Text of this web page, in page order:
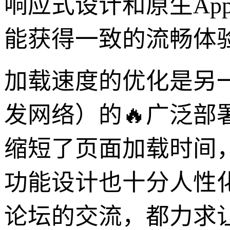
响应式设计和原生
能获得一致的流畅体
加载速度的优化是另
发网络）的🔥广泛部
缩短了页面加载时间
功能设计也十分人性
论坛的交流，都力求